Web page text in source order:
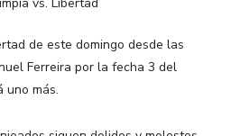
de este domingo desde las
Ferreira por la fecha 3 del
uno más.